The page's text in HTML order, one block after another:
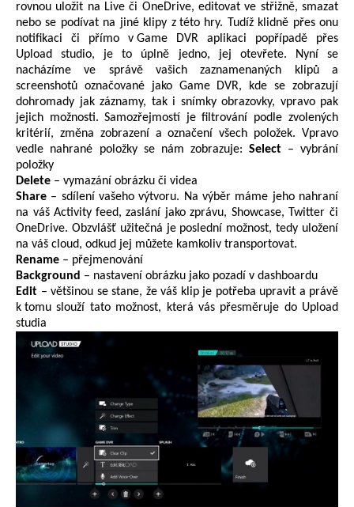
rovnou uložit na Live či OneDrive, editovat ve střižně, smazat
nebo se podívat na jiné klipy z této hry. Tudížklidně přes onu
notifikaci či přímo v Game DVR aplikaci popřípadě přes
Upload studio, je to úplně jedno, jej otevřete. Nyní se
nacházíme ve správě vašich zaznamenaných klipů a
screenshotů označované jako Game DVR, kde se zobrazují
dohromady jak záznamy, tak i snímky obrazovky, vpravo pak
jejich možnosti. Samozřejmostí je filtrování podle zvolených
kritérií, změna zobrazení aoznačení všech položek. Vpravo
vedle nahrané položky se nám zobrazuje: Select– vybrání
položky
Delete – vymazání obrázku či videa
Share – sdílení vašeho výtvoru. Na výběr máme jeho nahraní
na vášActivity feed, zaslání jako zprávu, Showcase, Twitter či
OneDrive. Obzvlášť užitečná je poslední možnost, tedy uložení
na váš cloud, odkud jej můžete kamkoliv transportovat.
Rename – přejmenování
Background – nastavení obrázku jako pozadí v dashboardu
Edit – většinou se stane, že váš klip je potřeba upravit a právě
k tomu slouží tato možnost, která vás přesměruje do Upload
studia